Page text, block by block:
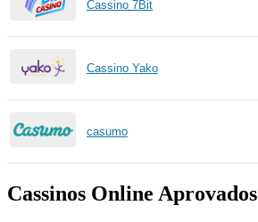
Cassino 7Bit
Cassino Yako
casumo
Cassinos Online Aprovados